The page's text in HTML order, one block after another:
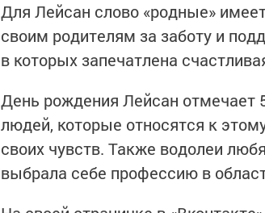
Для Лейсан слово «родные»
своим родителям за заботу и
в которых запечатлена
День рождения Лейсан отмечает
людей, которые относятся к
своих чувств. Также водолеи
выбрала себе профессию в